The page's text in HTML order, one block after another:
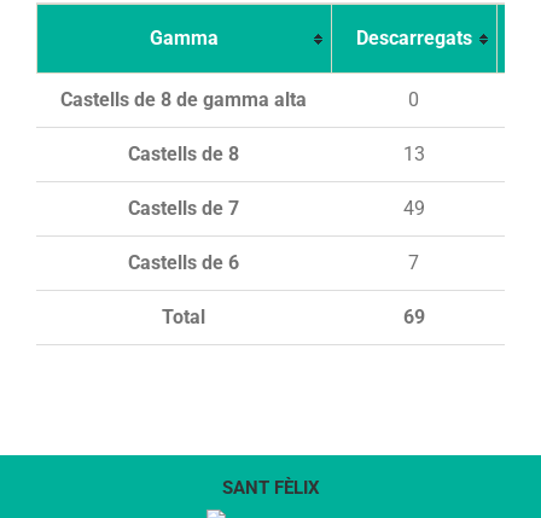
Gamma Descarregats
Total 69
Castells de 8 de gamma alta 0
Castells de 8 13
Castells de 7 49
Castells de 6 7
SANT FÈLIX